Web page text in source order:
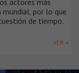
por lo que
de tiempo.
VER +